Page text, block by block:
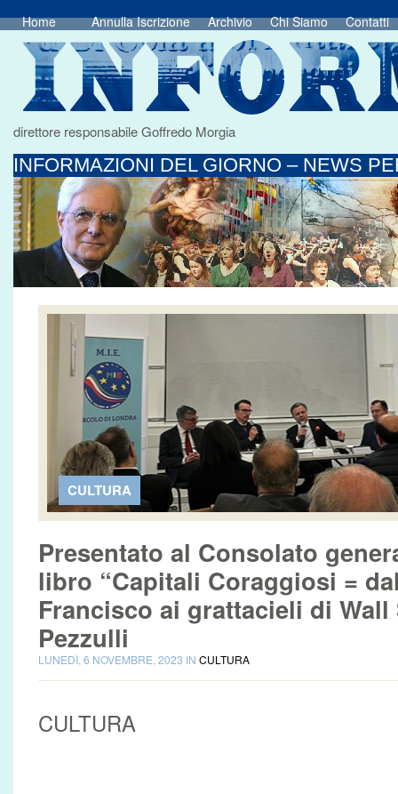
Home Annulla Iscrizione Archivio Chi Siamo Contatti
direttore responsabile Goffredo Morgia
INFORMAZIONI DEL GIORNO – NEWS
CULTURA
Presentato al Consolato
libro “Capitali Coraggiosi =
Francisco ai grattacieli di Wall
Pezzulli
LUNEDÌ, 6 NOVEMBRE, 2023 IN CULTURA
CULTURA